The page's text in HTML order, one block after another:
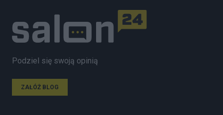
Podziel się swoją opinią
ZAŁÓŻ BLOG